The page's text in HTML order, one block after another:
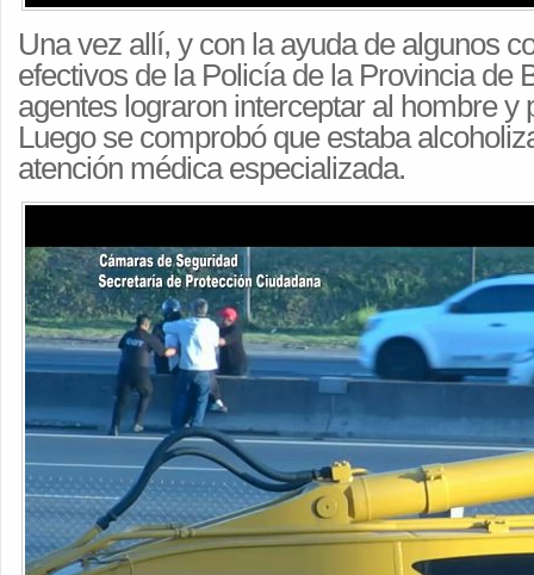
Una vez allí, y con la ayuda de algunos
efectivos de la Policía de la Provincia de
agentes lograron interceptar al hombre y
Luego se comprobó que estaba
atención médica especializada.